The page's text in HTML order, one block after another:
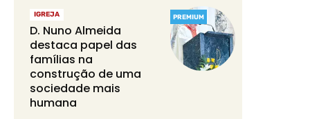
PREMIUM
IGREJA
D. Nuno Almeida
destaca papel das
famílias na
construção de uma
sociedade mais
humana